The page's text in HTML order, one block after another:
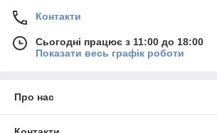
Контакти
Сьогодні працює з 11:00 до 18:00
Показати весь графік роботи
Про нас